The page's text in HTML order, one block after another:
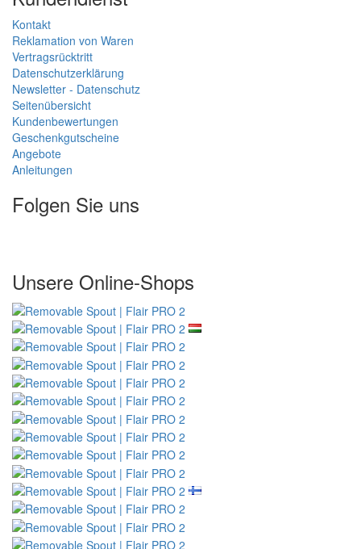
Kontakt
Reklamation von Waren
Vertragsrücktritt
Datenschutzerklärung
Newsletter - Datenschutz
Seitenübersicht
Kundenbewertungen
Geschenkgutscheine
Angebote
Anleitungen
Folgen Sie uns
Unsere Online-Shops